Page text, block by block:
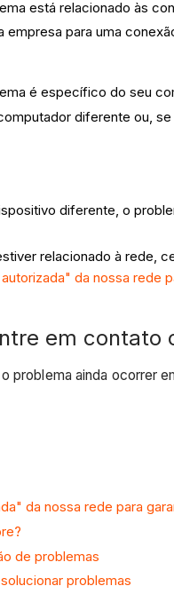
está relacionado às
empresa para uma
é específico do seu
diferente ou,
diferente, o
relacionado à rede,
da nossa rede
em contato
problema ainda ocorrer
da nossa rede para
de problemas
problemas